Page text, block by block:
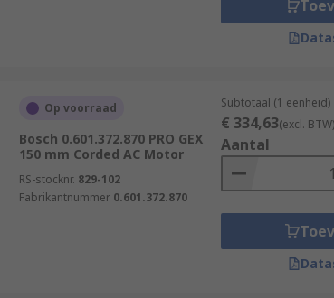
Op voorraad
Bosch 0.601.372.870 PRO GEX
150 mm Corded AC Motor
RS-stocknr. 829-102
Fabrikantnummer 0.601.372.870
Subtotaal (1 eenheid)
€ 334,63(excl. BTW)
Aantal